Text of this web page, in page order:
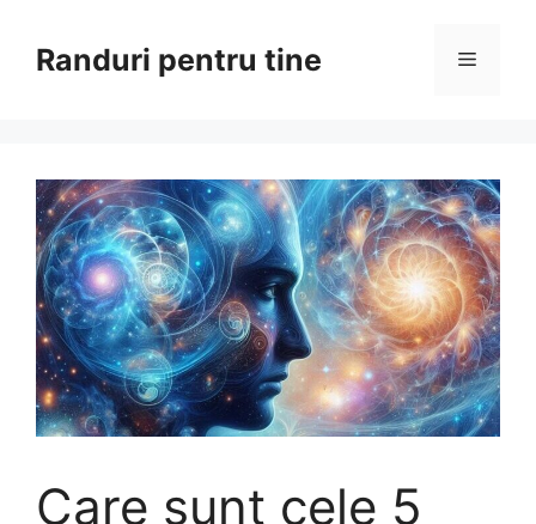
conținutRanduri pentru tine Meniu
Care sunt cele 5